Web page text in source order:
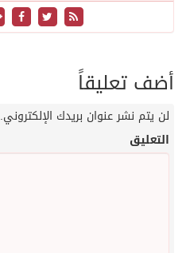
أضف تعليقاً
لن يتم نشر عنوان بريدك الإلكتروني.
التعليق